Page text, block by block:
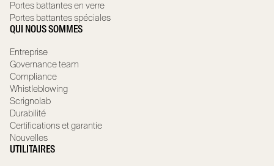
Portes battantes en verre
Portes battantes spéciales
QUI NOUS SOMMES
Entreprise
Governance team
Compliance
Whistleblowing
Scrignolab
Durabilité
Certifications et garantie
Nouvelles
UTILITAIRES